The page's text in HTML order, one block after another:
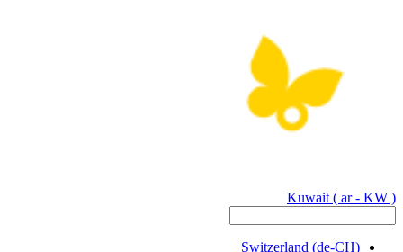
Kuwait ( ar - KW )
Switzerland (de-CH)